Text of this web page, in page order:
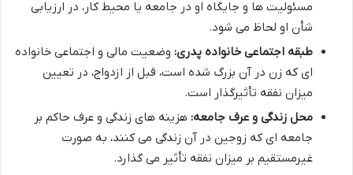
مسئولیت ها و جایگاه او در جامعه یا محیط کار، در ارزیابی
شأن او لحاظ می شود.
طبقه اجتماعی خانواده پدری: وضعیت مالی و اجتماعی خانواده
ای که زن در آن بزرگ شده است، قبل از ازدواج، در تعیین
میزان نفقه تأثیرگذار است.
محل زندگی و عرف جامعه: هزینه های زندگی و عرف حاکم بر
جامعه ای که زوجین در آن زندگی می کنند، به صورت
غیرمستقیم بر میزان نفقه تأثیر می گذارد.